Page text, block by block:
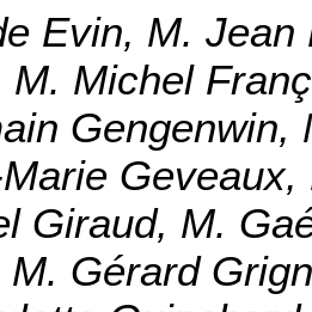
Evin, M.
M. Michel
Gengenwin,
Giraud, M.
M. Gérard